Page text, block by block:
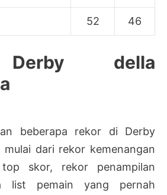
52 46
della
beberapa rekor di Derby
mulai dari rekor kemenangan
skor, rekor penampilan
list pemain yang pernah